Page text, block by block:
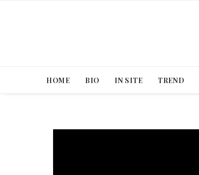
HOME BIO IN SITE TREND